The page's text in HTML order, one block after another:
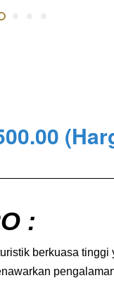
.00
:
berkuasa